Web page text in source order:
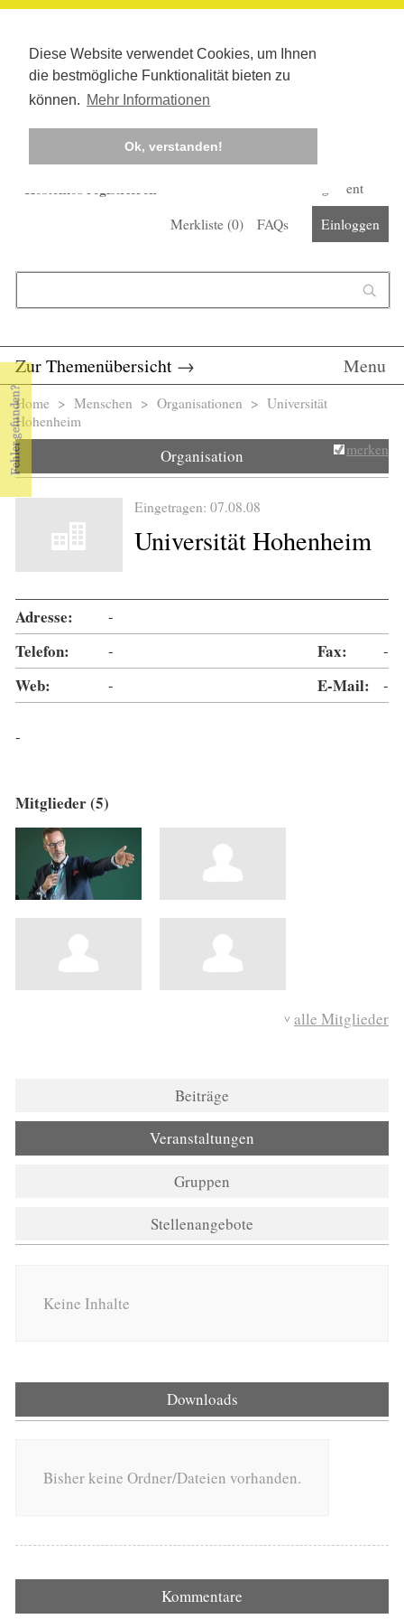
Diese Website verwendet Cookies, um Ihnen
die bestmögliche Funktionalität bieten zu
können. Mehr Informationen
Ok, verstanden!
Kostenlos registrieren
Corona-Management
Merkliste (0) FAQs Einloggen
Zur Themenübersicht → Menu
Sie sind hier
Home > Menschen > Organisationen > Universität
Hohenheim
Organisation merken
Eingetragen: 07.08.08
Universität Hohenheim
Adresse: -
Telefon: - Fax: -
Web: - E-Mail: -
-
Mitglieder (5)
alle Mitglieder
Beiträge
Veranstaltungen
Gruppen
Stellenangebote
Keine Inhalte
Downloads
Bisher keine Ordner/Dateien vorhanden.
Kommentare